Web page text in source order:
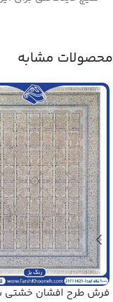
محصولات مشابه